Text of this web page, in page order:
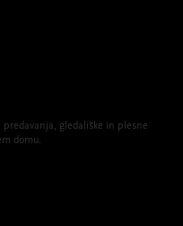
gledališke in plesne
domu.